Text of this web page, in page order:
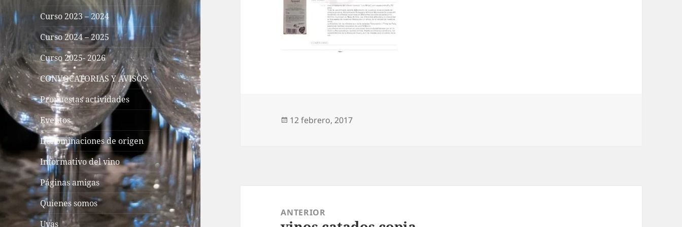
Curso 2023 – 2024
Curso 2024 – 2025
Curso 2025- 2026
CONVOCATORIAS Y AVISOS
Propuestas actividades
Eventos
Denominaciones de origen
Informativo del vino
Páginas amigas
Quienes somos
Uvas
Publicado
12 febrero, 2017
ANTERIOR